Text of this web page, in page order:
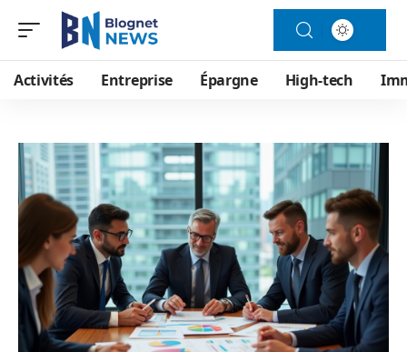
Activités Entreprise Épargne High-tech